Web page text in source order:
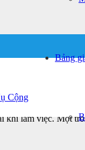
Bảng
nam
làm việc. Một